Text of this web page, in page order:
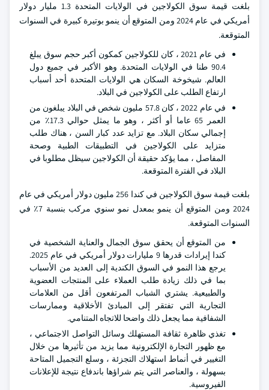
بلغت قيمة سوق الكولاجين في الولايات المتحدة 1.3 مليار دولار
أمريكي في عام 2024 ومن المتوقع أن ينمو بوتيرة كبيرة في السنوات
المتوقعة.
في عام 2021 ، كان للكولاجين كمكون أكبر حجم سوق يبلغ
90.4 طنا في الولايات المتحدة. وهو الأكبر في جميع دول
العالم. شيخوخة السكان هي الولايات المتحدة أحد أسباب
ارتفاع الطلب على الكولاجين في البلاد.
في عام 2022 ، كان 57.8 مليون شخص في البلاد يبلغون من
العمر 65 عاما أو أكثر ، وهو ما يمثل حوالي 17.3٪ من
إجمالي سكان البلاد. مع تزايد عدد كبار السن ، هناك طلب
متزايد على الكولاجين في التطبيقات الطبية وصحة
المفاصل ، مما يؤكد حقيقة أن الكولاجين سيظل مطلوبا في
البلاد في الفترة المتوقعة.
بلغت قيمة سوق الكولاجين في كندا 256 مليون دولار أمريكي في عام
2024 ومن المتوقع أن ينمو بمعدل نمو سنوي مركب بنسبة 7٪ في
السنوات المتوقعة.
من المتوقع أن يحقق سوق الجمال والعناية الشخصية في
كندا إيرادات قدرها 9 مليارات دولار أمريكي في عام 2025.
يرجع هذا النمو في السوق الكندية إلى العديد من الأسباب
بما في ذلك زيادة طلب العملاء على المنتجات العضوية
والطبيعية. يشتري الشباب المرتفعون أقل من العلامات
التجارية التي تفتقر إلى المبادئ الأخلاقية وممارسات
الشفافية مما يجعل ذلك واضحا للاتجاه المتنامي.
تغذي ظاهرة ثقافة المستهلك وسائل التواصل الاجتماعي ،
مع ظهور التجارة الإلكترونية مما يزيد من تأثيرها من خلال
التغيير في أنماط استهلاك التجزئة ، وسلع التجميل المتاحة
بسهولة ، والعناصر التي يتم شراؤها باندفاع نتيجة للإعلانات
الفيروسية.